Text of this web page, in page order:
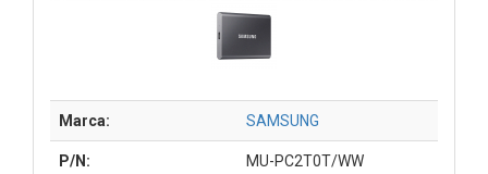
Marca: SAMSUNG
P/N: MU-PC2T0T/WW